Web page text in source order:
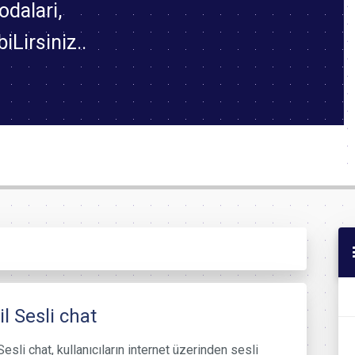
Sesli chat
chat, kullanıcıların internet üzerinden sesli